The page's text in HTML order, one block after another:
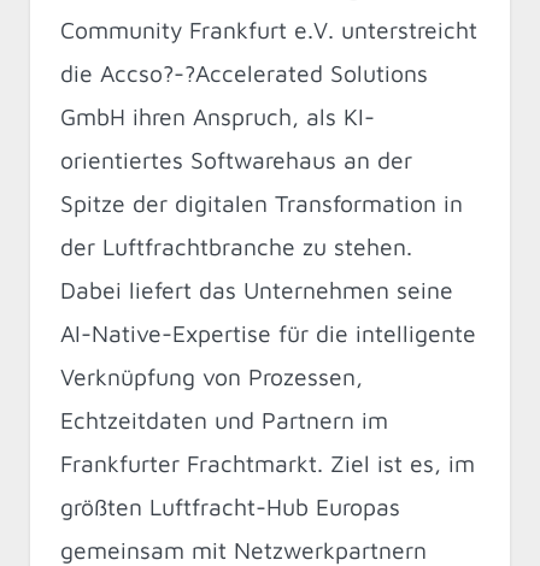
Community Frankfurt e.V. unterstreicht
die Accso?-?Accelerated Solutions
GmbH ihren Anspruch, als KI-
orientiertes Softwarehaus an der
Spitze der digitalen Transformation in
der Luftfrachtbranche zu stehen.
Dabei liefert das Unternehmen seine
AI-Native-Expertise für die intelligente
Verknüpfung von Prozessen,
Echtzeitdaten und Partnern im
Frankfurter Frachtmarkt. Ziel ist es, im
größten Luftfracht-Hub Europas
gemeinsam mit Netzwerkpartnern